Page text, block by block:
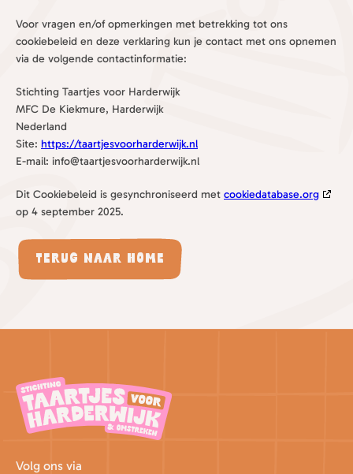
Voor vragen en/of opmerkingen met betrekking tot ons
cookiebeleid en deze verklaring kun je contact met ons opnemen
via de volgende contactinformatie:
Stichting Taartjes voor Harderwijk
MFC De Kiekmure, Harderwijk
Nederland
Site: https://taartjesvoorharderwijk.nl
E-mail: info@taartjesvoorharderwijk.nl
Dit Cookiebeleid is gesynchroniseerd met cookiedatabase.org
op 4 september 2025.
Terug naar home
Volg ons via